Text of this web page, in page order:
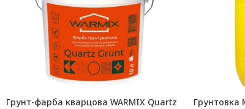
Грунт-фарба кварцова WARMIX Quartz
Грунтовка